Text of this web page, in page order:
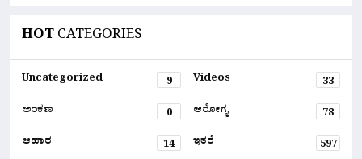
HOTCATEGORIES
Uncategorized 9 Videos
33
ಅಂಕಣ
0 ಆರೋಗ್ಯ
78
ಆಹಾರ
14 ಇತರೆ
597